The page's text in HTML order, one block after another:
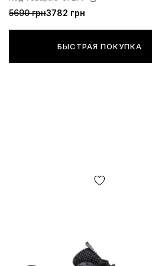
5690 грн3782 грн
БЫСТРАЯ ПОКУПКА